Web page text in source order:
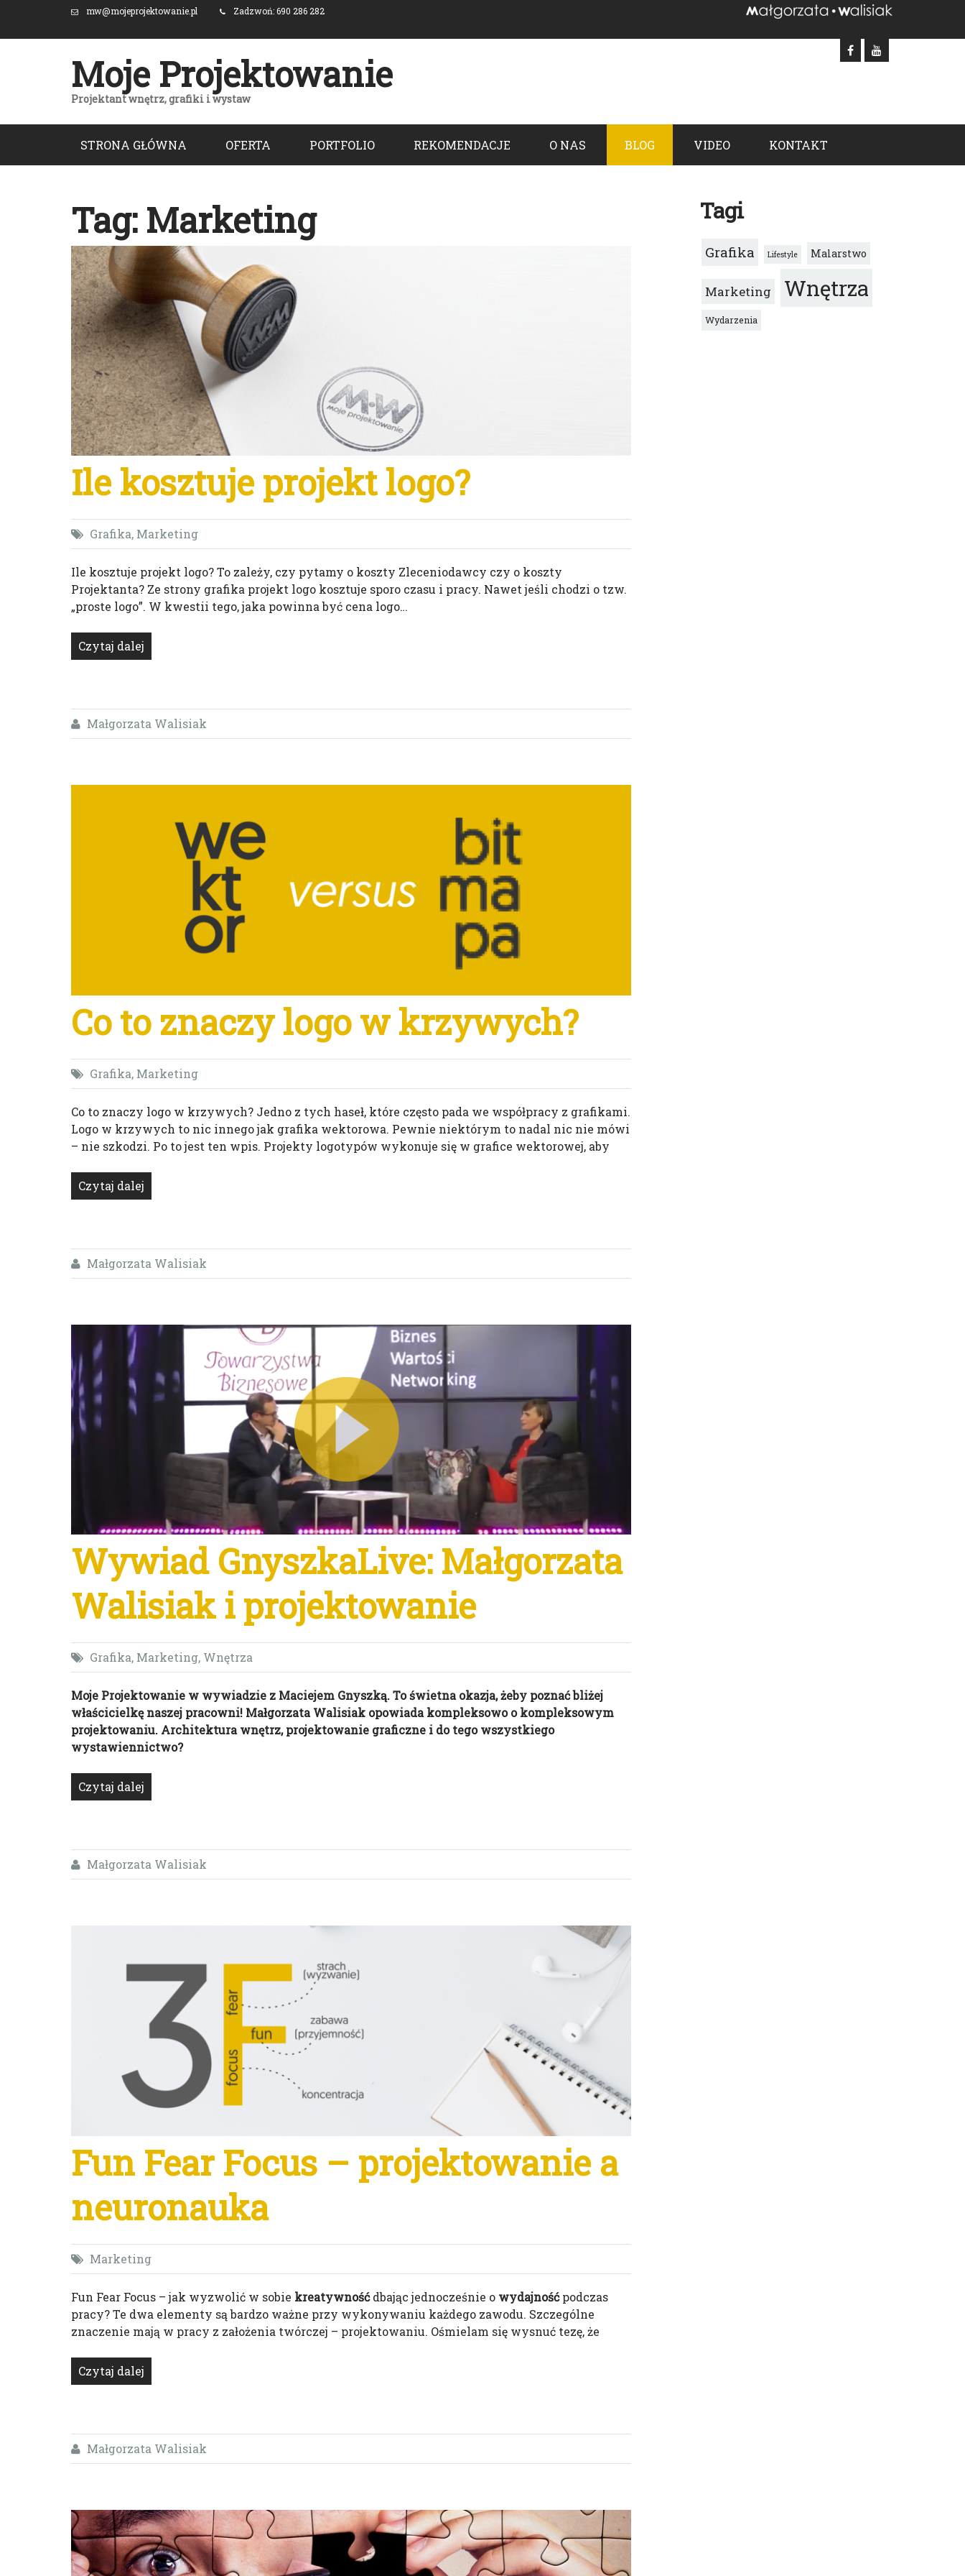
mw@mojeprojektowanie.pl Zadzwoń: 690 286 282
Moje Projektowanie
Projektant wnętrz, grafiki i wystaw
to
content
STRONA GŁÓWNA OFERTA PORTFOLIO REKOMENDACJE O NAS BLOG VIDEO KONTAKT
Tag: Marketing
Ile kosztuje projekt logo?
Grafika, Marketing
Ile kosztuje projekt logo? To zależy, czy pytamy o koszty Zleceniodawcy czy o koszty
Projektanta? Ze strony grafika projekt logo kosztuje sporo czasu i pracy. Nawet jeśli chodzi o tzw.
„proste logo”. W kwestii tego, jaka powinna być cena logo…
Czytaj dalej
Małgorzata Walisiak
Co to znaczy logo w krzywych?
Grafika, Marketing
Co to znaczy logo w krzywych? Jedno z tych haseł, które często pada we współpracy z grafikami.
Logo w krzywych to nic innego jak grafika wektorowa. Pewnie niektórym to nadal nic nie mówi
– nie szkodzi. Po to jest ten wpis. Projekty logotypów wykonuje się w grafice wektorowej, aby
Czytaj dalej
Małgorzata Walisiak
Wywiad GnyszkaLive: Małgorzata
Walisiak i projektowanie
Grafika, Marketing, Wnętrza
Moje Projektowanie w wywiadzie z Maciejem Gnyszką. To świetna okazja, żeby poznać bliżej
właścicielkę naszej pracowni! Małgorzata Walisiak opowiada kompleksowo o kompleksowym
projektowaniu. Architektura wnętrz, projektowanie graficzne i do tego wszystkiego
wystawiennictwo?
Czytaj dalej
Małgorzata Walisiak
Fun Fear Focus – projektowanie a
neuronauka
Marketing
Fun Fear Focus – jak wyzwolić w sobie kreatywnośćdbając jednocześnie o wydajnośćpodczas
pracy? Te dwa elementy są bardzo ważne przy wykonywaniu każdego zawodu. Szczególne
znaczenie mają w pracy z założenia twórczej – projektowaniu. Ośmielam się wysnuć tezę, że
Czytaj dalej
Małgorzata Walisiak
Tagi
Grafika Lifestyle Malarstwo
Marketing Wnętrza
Wydarzenia